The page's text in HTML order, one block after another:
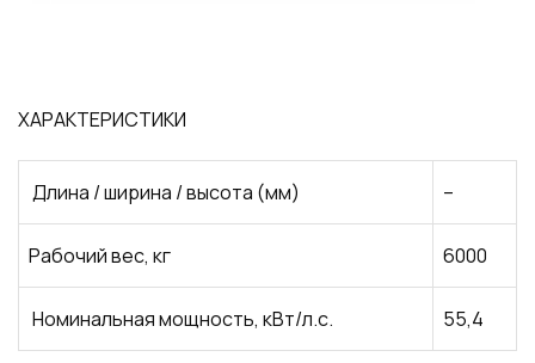
ХАРАКТЕРИСТИКИ
Длина / ширина / высота (мм) –
Рабочий вес, кг 6000
Номинальная мощность, кВт/л.с. 55,4